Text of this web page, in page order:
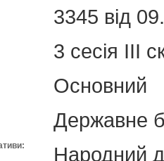
3345 від
3 сесія III
Основний
Державне
Народний